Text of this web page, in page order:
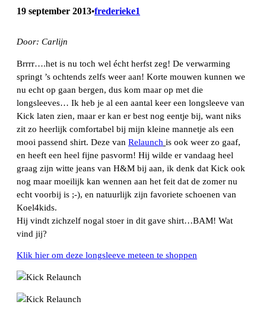
19 september 2013•frederieke1
Door: Carlijn
Brrrr….het is nu toch wel écht herfst zeg! De verwarming
springt ’s ochtends zelfs weer aan! Korte mouwen kunnen we
nu echt op gaan bergen, dus kom maar op met die
longsleeves… Ik heb je al een aantal keer een longsleeve van
Kick laten zien, maar er kan er best nog eentje bij, want niks
zit zo heerlijk comfortabel bij mijn kleine mannetje als een
mooi passend shirt. Deze van Relaunch is ook weer zo gaaf,
en heeft een heel fijne pasvorm! Hij wilde er vandaag heel
graag zijn witte jeans van H&M bij aan, ik denk dat Kick ook
nog maar moeilijk kan wennen aan het feit dat de zomer nu
echt voorbij is ;-), en natuurlijk zijn favoriete schoenen van
Koel4kids.
Hij vindt zichzelf nogal stoer in dit gave shirt…BAM! Wat
vind jij?
Klik hier om deze longsleeve meteen te shoppen